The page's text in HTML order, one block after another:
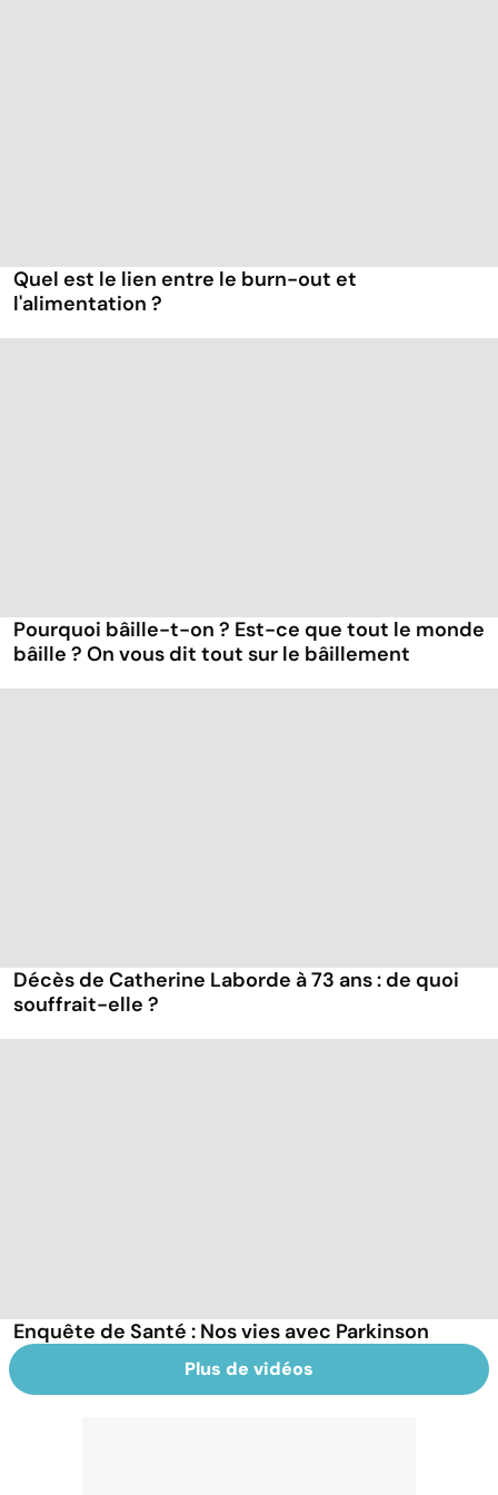
Quel est le lien entre le burn-out et
l'alimentation ?
Pourquoi bâille-t-on ? Est-ce que tout le monde
bâille ? On vous dit tout sur le bâillement
Décès de Catherine Laborde à 73 ans : de quoi
souffrait-elle ?
Enquête de Santé : Nos vies avec Parkinson
Plus de vidéos